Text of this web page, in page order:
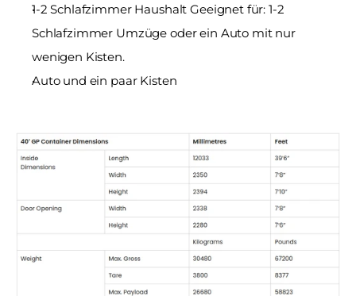
1-2 Schlafzimmer Haushalt Geeignet für: 1-2
Schlafzimmer Umzüge oder ein Auto mit nur
wenigen Kisten.
Auto und ein paar Kisten